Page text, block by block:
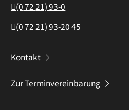
(07221) 93-0
(07221) 93-2045
Kontakt
Zur Terminvereinbarung